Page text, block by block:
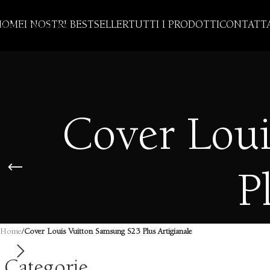
Skip to main content
I NOSTRI BESTSELLERTUTTI I PRODOTTI
Cover
Home/Cover Louis Vuitton Samsung S23 Plus Artigianale